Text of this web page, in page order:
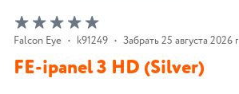
Falcon Eye • k91249 • Забрать 25 августа 2026 г.
FE-ipanel 3 HD (Silver)